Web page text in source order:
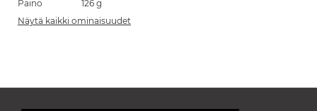
Paino
126 g
Näytä kaikki ominaisuudet